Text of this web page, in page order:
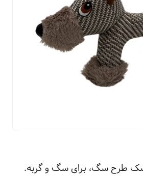
طرح سگ، برای سگ و گربه.